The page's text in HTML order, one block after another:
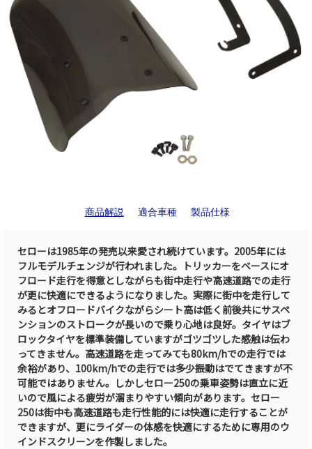
商品解説 適合車種 製品仕様
セローは1985年の発売以来愛され続けています。2005年には
フルモデルチェンジが行われました。トリッカーをベースにオ
フロード走行を得意としながらも街中走行や高速道路での走行
が更に快適にできるようになりました。実際に街中を走行して
みるとオフロードバイクながらシート高は低く前後共にサスペ
ンションのストロークが長いので乗り心地は良好。タイヤはブ
ロックタイヤを標準装備していますがゴツゴツした感触は伝わ
ってきません。高速道路を走ってみても80km/hでの走行では
余裕があり、100km/hでの走行では多少振動はでてきますが不
可能ではありません。しかしセロー250の乗車姿勢は直立に近
いので風による疲労が溜まりやすい傾向があります。セロー
250は街中も高速道路も走行性能的には快適に走行することが
できますが、更にライダーの体感を快適にするために専用のウ
インドスクリーンを作製しました。